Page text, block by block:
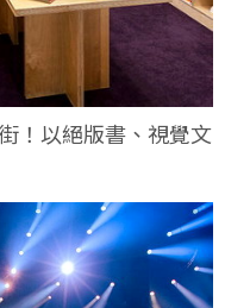
！以絕版書、視覺文